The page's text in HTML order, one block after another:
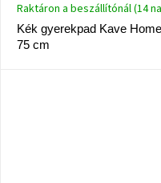
Kék gyerekpad Kave
75 cm
Raktáron a beszállítónál (14